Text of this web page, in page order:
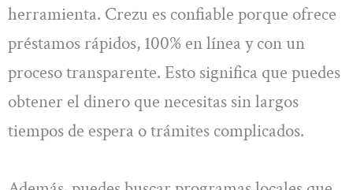
herramienta. Crezu es confiable porque ofrece
préstamos rápidos, 100% en línea y con un
proceso transparente. Esto significa que puedes
obtener el dinero que necesitas sin largos
tiempos de espera o trámites complicados.